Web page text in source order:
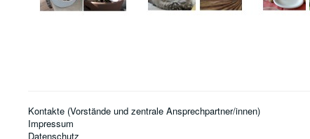
Kontakte (Vorstände und zentrale Ansprechpartner/innen)
Impressum
Datenschutz